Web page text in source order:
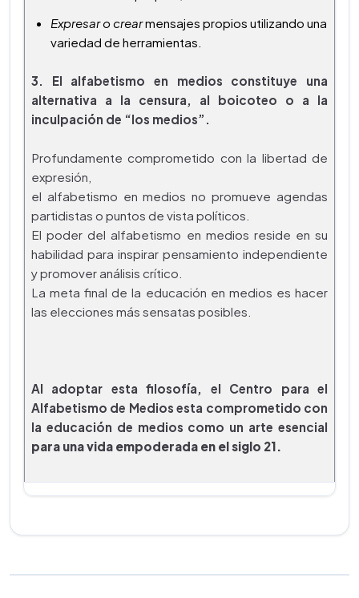
Expresar o crearmensajes propios utilizando una
variedad de herramientas.
3. El alfabetismo en medios constituye una
alternativa a la censura, al boicoteo o a la
inculpación de “los medios”.
Profundamente comprometido con la libertad de
expresión,
el alfabetismo en medios no promueve agendas
partidistas o puntos de vista políticos.
El poder del alfabetismo en medios reside en su
habilidad para inspirar pensamiento independiente
y promover análisis crítico.
La meta final de la educación en medios es hacer
las elecciones más sensatas posibles.
Al adoptar esta filosofía, el Centro para el
Alfabetismo de Medios esta comprometido con
la educación de medios como un arte esencial
para una vida empoderada en el siglo 21.